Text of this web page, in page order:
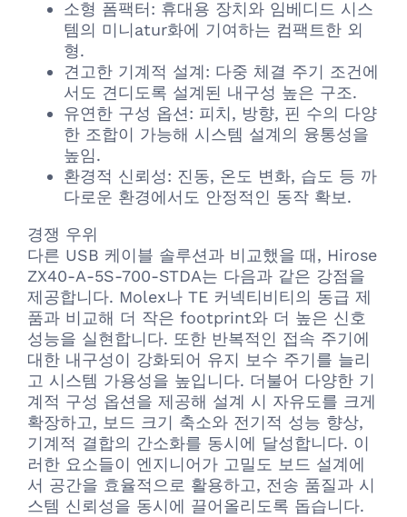
소형 폼팩터: 휴대용 장치와 임베디드 시스
템의 미니atur화에 기여하는 컴팩트한 외
형.
견고한 기계적 설계: 다중 체결 주기 조건에
서도 견디도록 설계된 내구성 높은 구조.
유연한 구성 옵션: 피치, 방향, 핀 수의 다양
한 조합이 가능해 시스템 설계의 융통성을
높임.
환경적 신뢰성: 진동, 온도 변화, 습도 등 까
다로운 환경에서도 안정적인 동작 확보.
경쟁 우위
다른 USB 케이블 솔루션과 비교했을 때, Hirose
ZX40-A-5S-700-STDA는 다음과 같은 강점을
제공합니다. Molex나 TE 커넥티비티의 동급 제
품과 비교해 더 작은 footprint와 더 높은 신호
성능을 실현합니다. 또한 반복적인 접속 주기에
대한 내구성이 강화되어 유지 보수 주기를 늘리
고 시스템 가용성을 높입니다. 더불어 다양한 기
계적 구성 옵션을 제공해 설계 시 자유도를 크게
확장하고, 보드 크기 축소와 전기적 성능 향상,
기계적 결합의 간소화를 동시에 달성합니다. 이
러한 요소들이 엔지니어가 고밀도 보드 설계에
서 공간을 효율적으로 활용하고, 전송 품질과 시
스템 신뢰성을 동시에 끌어올리도록 돕습니다.